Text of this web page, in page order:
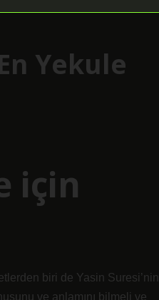
Yekule
için
biri de Yasin Suresi’nin
ve anlamını bilmeli ve